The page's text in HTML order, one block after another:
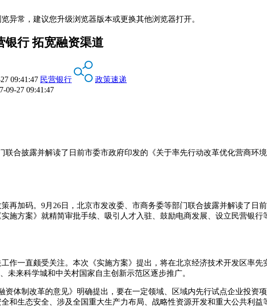
异常，建议您升级浏览器版本或更换其他浏览器打开。
银行 拓宽融资渠道
09:41:47 民营银行
政策速递
27 09:41:47
联合披露并解读了日前市委市政府印发的《关于率先行动改革优化营商环境
加码。9月26日，北京市发改委、市商务委等部门联合披露并解读了日
施方案》就精简审批手续、吸引人才入驻、鼓励电商发展、设立民营银
一直颇受关注。本次《实施方案》提出，将在北京经济技术开发区率先
未来科学城和中关村国家自主创新示范区逐步推广。
制改革的意见》明确提出，要在一定领域、区域内先行试点企业投资
和生态安全、涉及全国重大生产力布局、战略性资源开发和重大公共利